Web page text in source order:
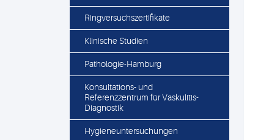
Ringversuchszertifikate
Klinische Studien
Pathologie-Hamburg
Konsultations- und
Referenzzentrum für Vaskulitis-
Diagnostik
Hygieneuntersuchungen